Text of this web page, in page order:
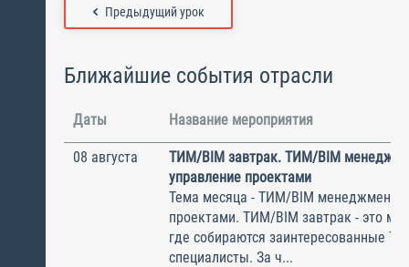
Предыдущий урок
Ближайшие события отрасли
Даты Название мероприятия
08 августа
ТИМ/BIM завтрак. ТИМ/BIM
управление проектами
Тема месяца - ТИМ/BIM менеджмент и
проектами. ТИМ/BIM завтрак - это
где собираются заинтересованные
специалисты. За ч...